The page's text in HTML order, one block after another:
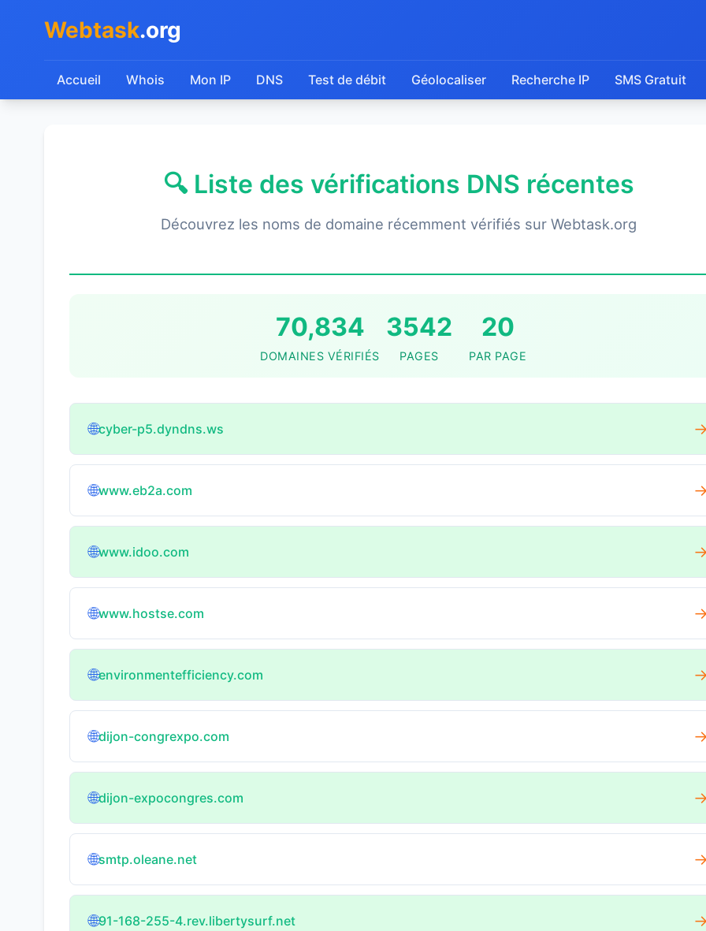
Webtask.org
Accueil Whois Mon IP DNS Test de débit Géolocaliser Recherche IP SMS Gratuit
🔍 Liste des vérifications DNS récentes
Découvrez les noms de domaine récemment vérifiés sur Webtask.org
70,834
DOMAINES VÉRIFIÉS
3542
PAGES
20
PAR PAGE
🌐cyber-p5.dyndns.ws →
🌐www.eb2a.com →
🌐www.idoo.com →
🌐www.hostse.com →
🌐environmentefficiency.com →
🌐dijon-congrexpo.com →
🌐dijon-expocongres.com →
🌐smtp.oleane.net →
🌐91-168-255-4.rev.libertysurf.net →